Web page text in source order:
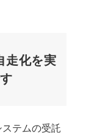
走化を実
テムの受託